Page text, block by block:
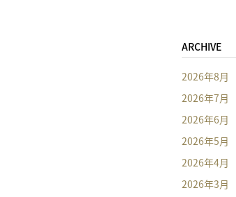
ARCHIVE
2026年8月
2026年7月
2026年6月
2026年5月
2026年4月
2026年3月